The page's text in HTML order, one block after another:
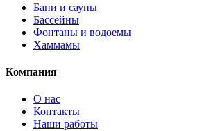
Бани и сауны
Бассейны
Фонтаны и водоемы
Хаммамы
Компания
О нас
Контакты
Наши работы